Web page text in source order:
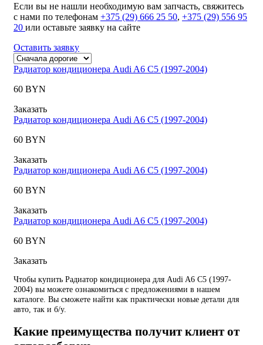
Если вы не нашли необходимую вам запчасть, свяжитесь
с нами по телефонам +375 (29) 666 25 50, +375 (29) 556 95
20 или оставьте заявку на сайте
Оставить заявку
Радиатор кондиционера Audi A6 C5 (1997-2004)
60 BYN
Заказать
Радиатор кондиционера Audi A6 C5 (1997-2004)
60 BYN
Заказать
Радиатор кондиционера Audi A6 C5 (1997-2004)
60 BYN
Заказать
Радиатор кондиционера Audi A6 C5 (1997-2004)
60 BYN
Заказать
Чтобы купить Радиатор кондиционера для Audi A6 C5 (1997-
2004) вы можете ознакомиться с предложениями в нашем
каталоге. Вы сможете найти как практически новые детали для
авто, так и б/у.
Какие преимущества получит клиент от